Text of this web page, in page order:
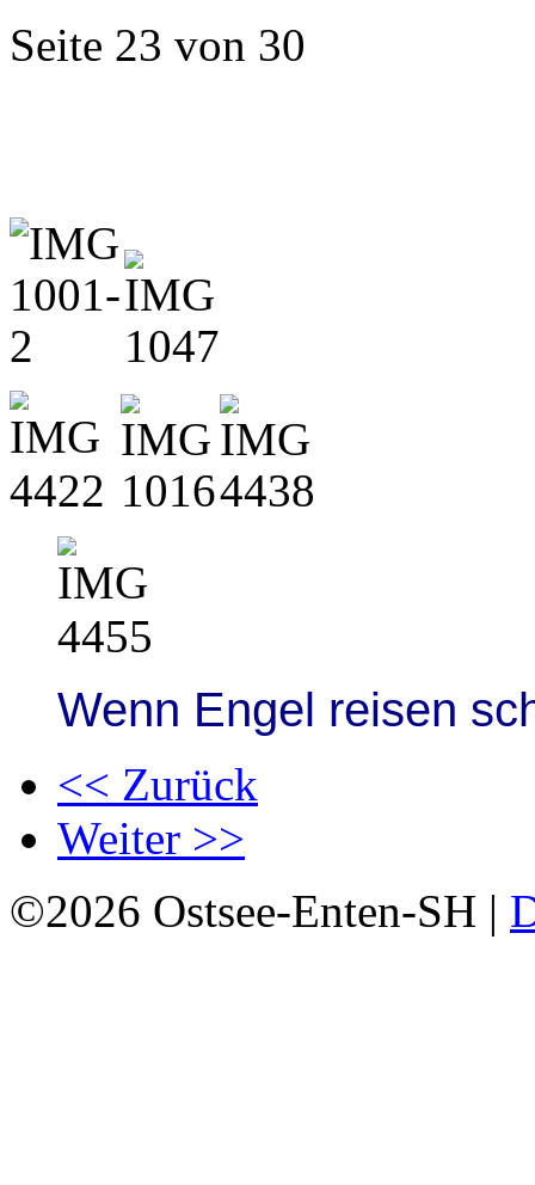
Seite 23 von 30
Wenn Engel reisen
<< Zurück
Weiter >>
©2026 Ostsee-Enten-SH |